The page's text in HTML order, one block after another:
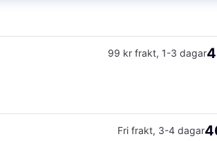
99 kr frakt, 1-3 dagar
Fri frakt, 3-4 dagar